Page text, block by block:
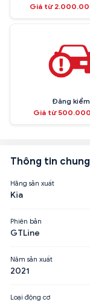
Giá từ
Đăng kiểm
Giá từ
Thông tin chung
Hãng sản xuất
Kia
Phiên bản
GTLine
Năm sản xuất
2021
Loại động cơ